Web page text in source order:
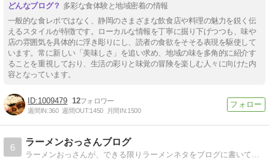
多彩な食体験と地域密着の情報
一般的な食レポではなく、静岡のさまざまな飲食店や料理の魅力を鋭く伝
えるスタイルが特徴です。ローカルな情報を丁寧に掘り下げつつも、味や
店の雰囲気を具体的に浮き彫りにし、読者の食欲をそそる表現を駆使して
います。常に新しい「美味しさ」を追い求め、地域の味を多角的に紹介す
ることを重視しており、生活の彩りと味覚の冒険を楽しむ人々に向けた内
容となっています。
1009479 12
週間IN:360 週間OUT:1450 月間IN:1500
6
ラーメンおっさんブログ